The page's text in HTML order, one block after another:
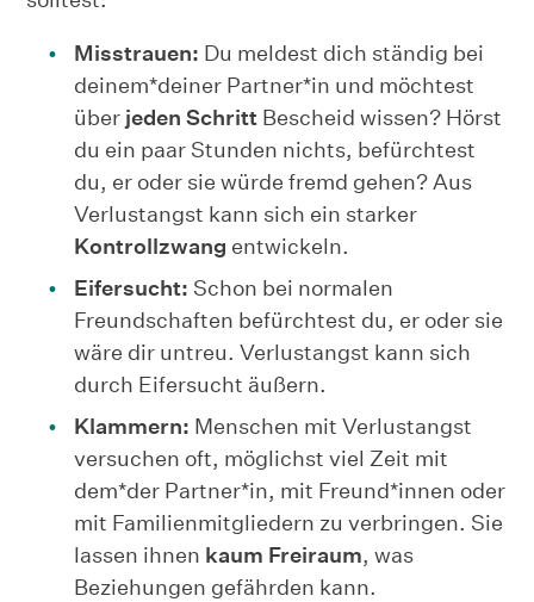
Misstrauen: Du meldest dich ständig bei
deinem*deiner Partner*in und möchtest
über jeden Schritt Bescheid wissen? Hörst
du ein paar Stunden nichts, befürchtest
du, er oder sie würde fremd gehen? Aus
Verlustangst kann sich ein starker
Kontrollzwang entwickeln.
Eifersucht: Schon bei normalen
Freundschaften befürchtest du, er oder sie
wäre dir untreu. Verlustangst kann sich
durch Eifersucht äußern.
Klammern: Menschen mit Verlustangst
versuchen oft, möglichst viel Zeit mit
dem*der Partner*in, mit Freund*innen oder
mit Familienmitgliedern zu verbringen. Sie
lassen ihnen kaum Freiraum, was
Beziehungen gefährden kann.